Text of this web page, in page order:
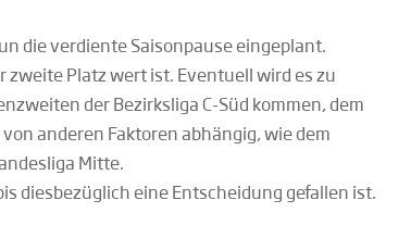
die verdiente Saisonpause eingeplant.
zweite Platz wert ist. Eventuell wird es zu
der Bezirksliga C-Süd kommen, dem
anderen Faktoren abhängig, wie dem
Mitte.
diesbezüglich eine Entscheidung gefallen ist.